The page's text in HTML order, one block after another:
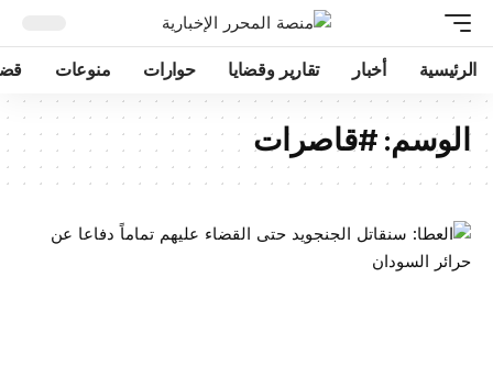
الرئيسية أخبار تقارير وقضايا حوارات منوعات
الوسم: #قاصرات